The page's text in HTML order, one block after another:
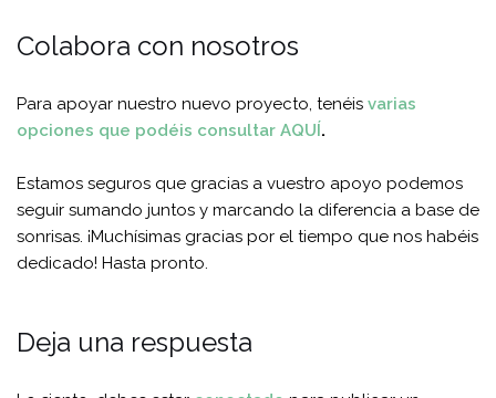
Colabora con nosotros
Para apoyar nuestro nuevo proyecto, tenéis varias
opciones que podéis consultar AQUÍ.
Estamos seguros que gracias a vuestro apoyo podemos
seguir sumando juntos y marcando la diferencia a base de
sonrisas. ¡Muchísimas gracias por el tiempo que nos habéis
dedicado! Hasta pronto.
Deja una respuesta